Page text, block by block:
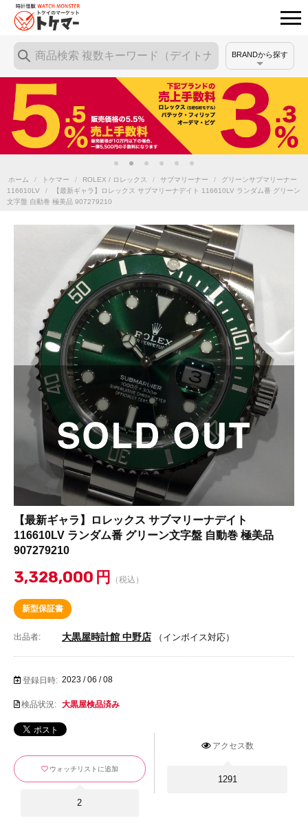
BRANDから探す
ホーム / トケマー / ROLEX / ロレックス / サブマリーナー /
グリーンサブマリーナー
116610LV
/
【最新ギャラ】ロレックス サブマリーナデイト 116610LV ランダム番 グリーン
文字盤 自動巻 極美品 907279210
【最新ギャラ】ロレックス サブマリーナデイト
116610LV ランダム番 グリーン文字盤 自動巻 極美品
907279210
3,328,000 円 （税込）
新型保証書
出品者: 大黒屋時計館 中野店 （インボイス対応）
登録日時: 2023 / 06 / 08
検品状況: 大黒屋検品済み
アクセス数
1291
ウォッチリストに追加
2